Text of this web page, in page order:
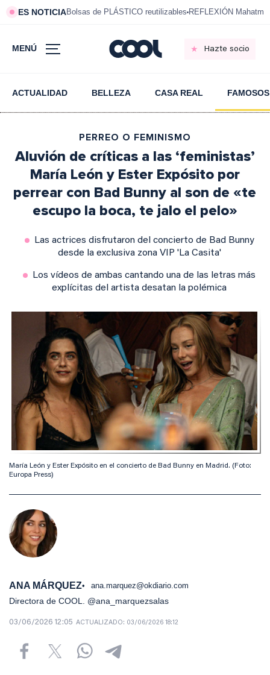
ES NOTICIABolsas de PLÁSTICO reutilizables REFLEXIÓN
MENÚ Hazte socio
ACTUALIDAD BELLEZA CASA REAL FAMOSOS
PERREO O FEMINISMO
Aluvión de críticas a las ‘feministas’
María León y Ester Expósito por
perrear con Bad Bunny al son de «te
escupo la boca, te jalo el pelo»
Las actrices disfrutaron del concierto de Bad Bunny
desde la exclusiva zona VIP 'La Casita'
Los vídeos de ambas cantando una de las letras más
explícitas del artista desatan la polémica
María León y Ester Expósito en el concierto de Bad Bunny en Madrid. (Foto:
Europa Press)
ANA MÁRQUEZ ana.marquez@okdiario.com
Directora de COOL. @ana_marquezsalas
03/06/2026 12:05 ACTUALIZADO: 03/06/2026 18:12